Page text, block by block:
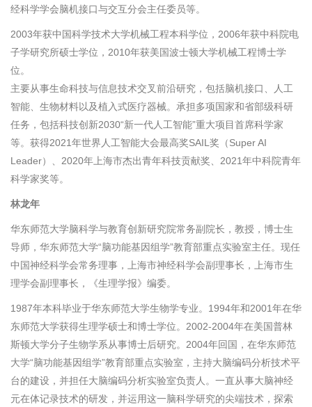
经科学学会脑机接口与交互分会主任委员等。
2003年获中国科学技术大学机械工程本科学位， 2006年获中科院电
子学研究所硕士学位， 2010年获美国波士顿大学机械工程博士学
位。
主要从事生命科技与信息技术交叉前沿研究，包括脑机接口、人工
智能、生物材料以及植入式医疗器械。承担多项国家和省部级科研
任务，包括科技创新2030“新一代人工智能”重大项目首席科学家
等。获得2021年世界人工智能大会最高奖SAIL 奖（Super AI
Leader）、 2020年上海市杰出青年科技贡献奖、 2021年中科院青年
科学家奖等。
林龙年
华东师范大学脑科学与教育创新研究院常务副院长，教授，博士生
导师，华东师范大学“脑功能基因组学”教育部重点实验室主任。现任
中国神经科学会常务理事，上海市神经科学会副理事长，上海市生
理学会副理事长，《生理学报》编委。
1987年本科毕业于华东师范大学生物学专业。 1994年和2001年在华
东师范大学获得生理学硕士和博士学位。 2002-2004年在美国普林
斯顿大学分子生物学系从事博士后研究。 2004年回国，在华东师范
大学“脑功能基因组学”教育部重点实验室，主持大脑编码分析技术平
台的建设，并担任大脑编码分析实验室负责人。一直从事大脑神经
元在体记录技术的研发，并运用这一脑科学研究的尖端技术，探索